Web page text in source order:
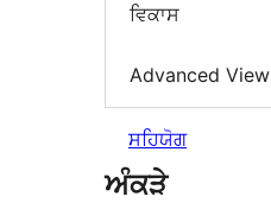
ਵਿਕਾਸ
Advanced View
ਸਹਿਯੋਗ
ਅੰਕੜੇ